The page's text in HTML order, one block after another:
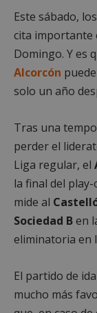
Este sábado,
cita importante
Domingo. Y es
Alcorcón
solo un año
Tras una
perder el
Liga regular, el
la final del play-
mide al
Sociedad Ben
eliminatoria en
El partido de
mucho más